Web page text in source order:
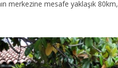
merkezine mesafe yaklaşık 80km,